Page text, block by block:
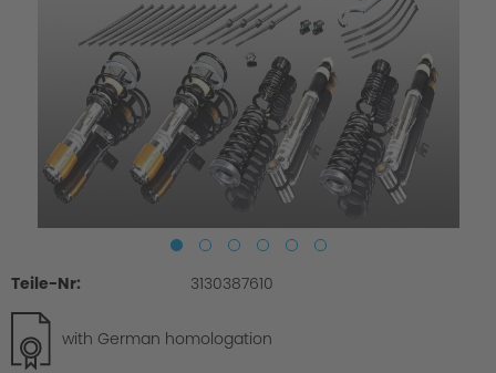
Teile-Nr: 3130387610
with German homologation